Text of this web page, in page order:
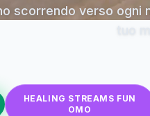
scorrendo verso ogni
HEALING STREAMS FUN
OMO